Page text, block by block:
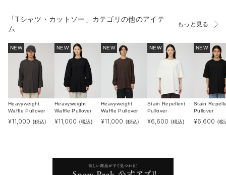
「Tシャツ・カットソー」カテゴリの他のアイテ
ム
もっと見る
NEW
Heavyweight
Waffle Pullover
¥11,000 (税込)
NEW
Heavyweight
Waffle Pullover
¥11,000 (税込)
NEW
Heavyweight
Waffle Pullover
¥11,000 (税込)
NEW
Stain Repellent
Pullover
¥6,600 (税込)
NEW
Stain
Pullover
¥6,600 (税